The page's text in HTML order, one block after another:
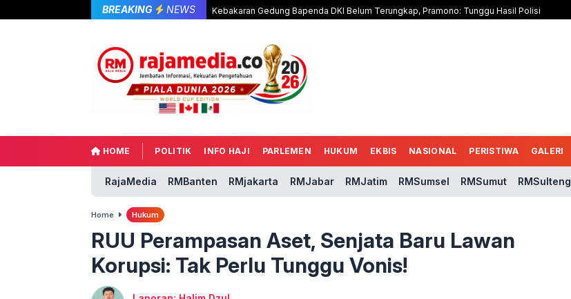
BREAKING NEWS Kebakaran Gedung Bapenda DKI Belum Terungkap, Pramono: Tunggu Hasil Polisi
HOME POLITIK INFO HAJI PARLEMEN HUKUM EKBIS NASIONAL PERISTIWA GALERI
RajaMedia RMBanten RMjakarta RMJabar RMJatim RMSumsel RMSumut RMSulteng
Home Hukum
RUU Perampasan Aset, Senjata Baru Lawan
Korupsi: Tak Perlu Tunggu Vonis!